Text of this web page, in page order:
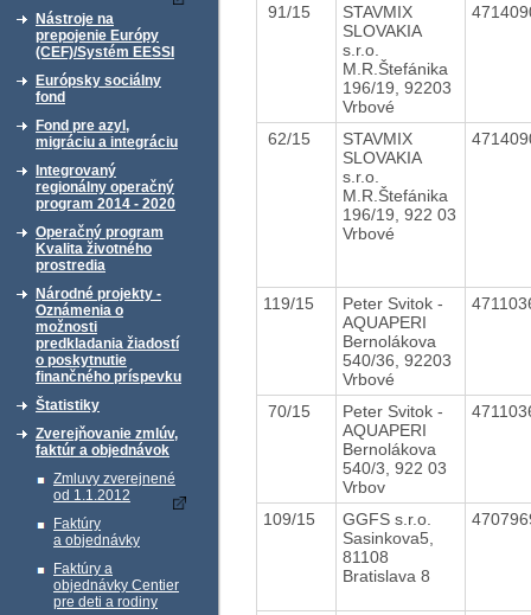
Nástroje na
prepojenie Európy
(CEF)/Systém EESSI
Európsky sociálny
fond
Fond pre azyl,
migráciu a integráciu
Integrovaný
regionálny operačný
program 2014 - 2020
Operačný program
Kvalita životného
prostredia
Národné projekty -
Oznámenia o
možnosti
predkladania žiadostí
o poskytnutie
finančného príspevku
Štatistiky
Zverejňovanie zmlúv,
faktúr a objednávok
Zmluvy zverejnené
od 1.1.2012
Faktúry
a objednávky
Faktúry a
objednávky Centier
pre deti a rodiny
91/15
STAVMIX
SLOVAKIA
s.r.o.
M.R.Štefánika
196/19, 92203
Vrbové
62/15
STAVMIX
SLOVAKIA
s.r.o.
M.R.Štefánika
196/19, 922 03
Vrbové
119/15
Peter Svitok -
AQUAPERI
Bernolákova
540/36, 92203
Vrbové
70/15
Peter Svitok -
AQUAPERI
Bernolákova
540/3, 922 03
Vrbov
109/15
GGFS s.r.o.
Sasinkova5,
81108
Bratislava 8